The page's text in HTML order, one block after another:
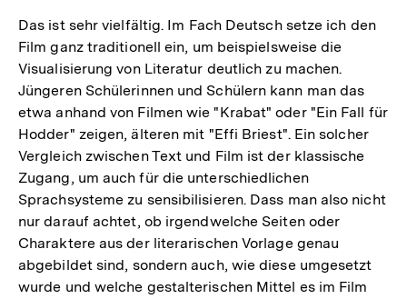
Das ist sehr vielfältig. Im Fach Deutsch setze ich den
Film ganz traditionell ein, um beispielsweise die
Visualisierung von Literatur deutlich zu machen.
Jüngeren Schülerinnen und Schülern kann man das
etwa anhand von Filmen wie "Krabat" oder "Ein Fall für
Hodder" zeigen, älteren mit "Effi Briest". Ein solcher
Vergleich zwischen Text und Film ist der klassische
Zugang, um auch für die unterschiedlichen
Sprachsysteme zu sensibilisieren. Dass man also nicht
nur darauf achtet, ob irgendwelche Seiten oder
Charaktere aus der literarischen Vorlage genau
abgebildet sind, sondern auch, wie diese umgesetzt
wurde und welche gestalterischen Mittel es im Film